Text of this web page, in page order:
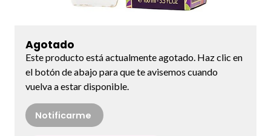
Agotado
Este producto está actualmente agotado. Haz clic en
el botón de abajo para que te avisemos cuando
vuelva a estar disponible.
Notificarme